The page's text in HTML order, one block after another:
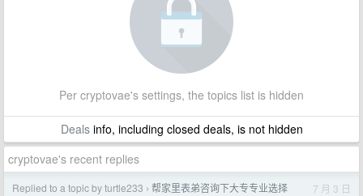
Per cryptovae's settings, the topics list is hidden
Dealsinfo, including closed deals, is not hidden
cryptovae's recent replies
Replied to a topic by turtle233 › 帮家里表弟咨询下大专专业选择 7 月 3 日